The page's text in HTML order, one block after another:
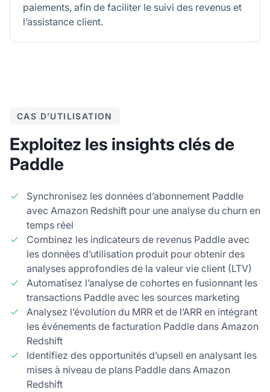
paiements, afin de faciliter le suivi des revenus et
l’assistance client.
CAS D’UTILISATION
Exploitez les insights clés de
Paddle
Synchronisez les données d’abonnement Paddle
avec Amazon Redshift pour une analyse du churn en
temps réel
Combinez les indicateurs de revenus Paddle avec
les données d’utilisation produit pour obtenir des
analyses approfondies de la valeur vie client (LTV)
Automatisez l’analyse de cohortes en fusionnant les
transactions Paddle avec les sources marketing
Analysez l’évolution du MRR et de l’ARR en intégrant
les événements de facturation Paddle dans Amazon
Redshift
Identifiez des opportunités d’upsell en analysant les
mises à niveau de plans Paddle dans Amazon
Redshift